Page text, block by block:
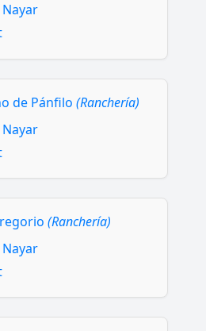
Nayar
de Pánfilo (Ranchería)
Nayar
(Ranchería)
Nayar